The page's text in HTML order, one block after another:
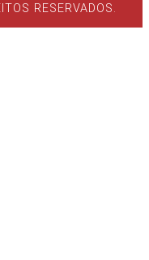
RESERVADOS.